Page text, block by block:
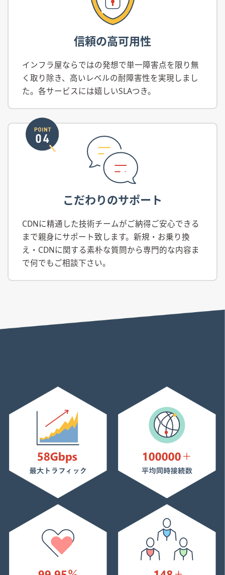
信頼の高可用性
インフラ屋ならではの発想で単一障害点を限り無
く取り除き、高いレベルの耐障害性を実現しまし
た。各サービスには嬉しいSLAつき。
こだわりのサポート
CDNに精通した技術チームがご納得ご安心できる
まで親身にサポート致します。新規・お乗り換
え・CDNに関する素朴な質問から専門的な内容ま
で何でもご相談下さい。